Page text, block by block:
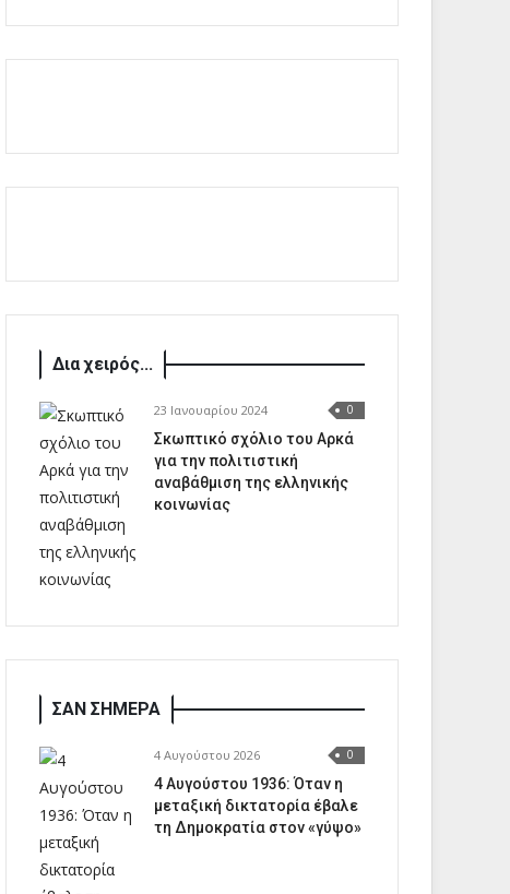
Δια χειρός...
23 Ιανουαρίου 2024 0
Σκωπτικό σχόλιο του Αρκά
για την πολιτιστική
αναβάθμιση της ελληνικής
κοινωνίας
ΣΑΝ ΣΗΜΕΡΑ
4 Αυγούστου 2026 0
4 Αυγούστου 1936: Όταν η
μεταξική δικτατορία έβαλε
τη Δημοκρατία στον «γύψο»